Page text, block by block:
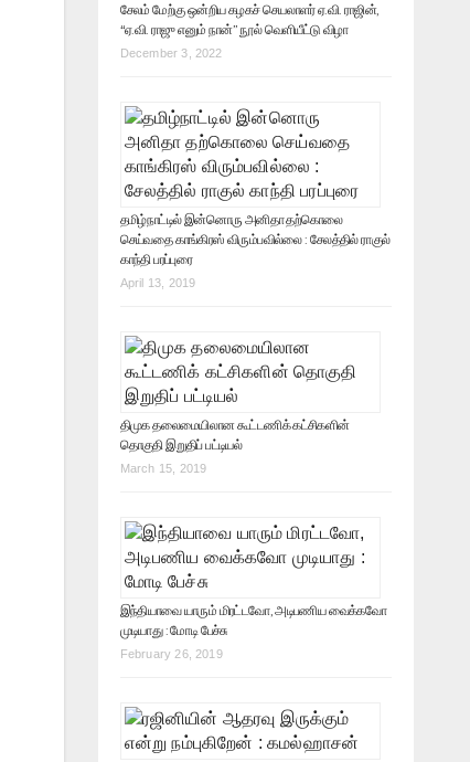
சேலம் மேற்கு ஒன்றிய கழகச் செயலாளர் ஏ.வி. ராஜின்,
“ஏ.வி. ராஜு எனும் நான்” நூல் வெளியீட்டு விழா
December 3, 2022
தமிழ்நாட்டில் இன்னொரு அனிதா தற்கொலை
செய்வதை காங்கிரஸ் விரும்பவில்லை : சேலத்தில் ராகுல்
காந்தி பரப்புரை
April 13, 2019
திமுக தலைமையிலான கூட்டணிக் கட்சிகளின்
தொகுதி இறுதிப் பட்டியல்
March 15, 2019
இந்தியாவை யாரும் மிரட்டவோ, அடிபணிய வைக்கவோ
முடியாது : மோடி பேச்சு
February 26, 2019